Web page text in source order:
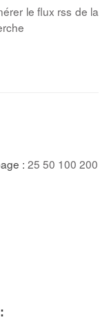
le flux rss de la
: 25 50 100 200